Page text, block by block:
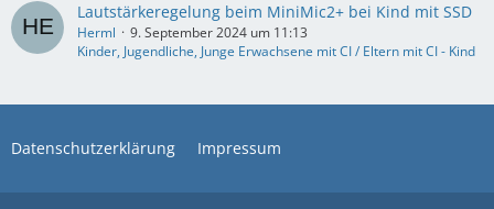
Lautstärkeregelung beim MiniMic2+ bei Kind mit SSD
Herml
9. September 2024 um 11:13
Kinder, Jugendliche, Junge Erwachsene mit CI / Eltern mit CI - Kind
Datenschutzerklärung Impressum